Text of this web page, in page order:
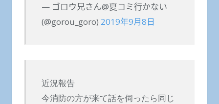
— ゴロウ兄さん@夏コミ行かない
(@gorou_goro) 2019年9月8日
近況報告
今消防の方が来て話を伺ったら同じ